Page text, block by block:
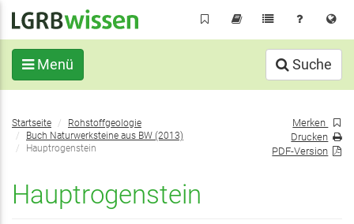
Inhalt
Menü Suche
Sie
befinden
sich
Startseite
Rohstoffgeologie
Buch Naturwerksteine aus BW (2013)
Hauptrogenstein
Hauptrogenstein
Merken
Drucken
PDF-Version